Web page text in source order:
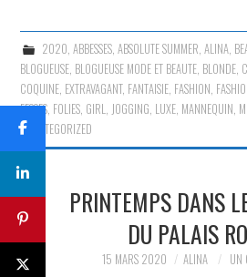
2020, ABBESSES, ABSOLUTE SUMMER, ALINA,
BLOGUEUSE, BLOGUEUSE MODE ET BEAUTE, BLONDE,
COQUINE, EXTRAVAGANT, FANTAISIE, FASHION,
FESSES, FOLIES, GIRL, JOGGING, LUXE, MANNEQUIN,
UNCATEGORIZED
PRINTEMPS DANS
DU PALAIS
15 MARS 2020 ALINA UN